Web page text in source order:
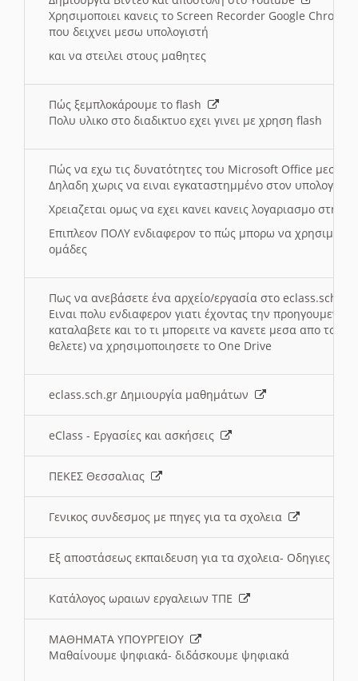
Χρησιμοποιει κανεις το Screen Recorder Google Chrome
που δειχνει μεσω υπολογιστή
και να στειλει στους μαθητες
Πώς ξεμπλοκάρουμε το flash
Πολυ υλικο στο διαδικτυο εχει γινει με χρηση flash
Πώς να εχω τις δυνατότητες του Microsoft Office μεσω
Δηλαδη χωρις να ειναι εγκαταστημμένο στον
Χρειαζεται ομως να εχει κανει κανεις λογαριασμο στη
Επιπλεον ΠΟΛΥ ενδιαφερον το πώς μπορω να
ομάδες
Πως να ανεβάσετε ένα αρχείο/εργασία στο eclass.sch.gr
Ειναι πολυ ενδιαφερον γιατι έχοντας την
καταλαβετε και το τι μπορειτε να κανετε μεσα απο το
θελετε) να χρησιμοποιησετε το One Drive
eclass.sch.gr Δημιουργία μαθημάτων
eClass - Εργασίες και ασκήσεις
ΠΕΚΕΣ Θεσσαλιας
Γενικος συνδεσμος με πηγες για τα σχολεια
Εξ αποστάσεως εκπαιδευση για τα σχολεια- Οδηγιες
Κατάλογος ωραιων εργαλειων ΤΠΕ
ΜΑΘΗΜΑΤΑ ΥΠΟΥΡΓΕΙΟΥ
Μαθαίνουμε ψηφιακά- διδάσκουμε ψηφιακά